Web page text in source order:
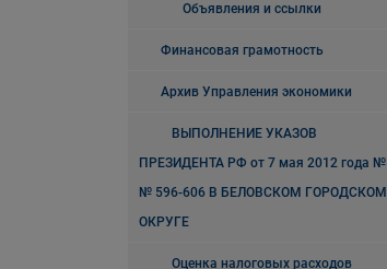
Объявления и ссылки
Финансовая грамотность
Архив Управления экономики
ВЫПОЛНЕНИЕ УКАЗОВ
ПРЕЗИДЕНТА РФ от 7 мая 2012 года №
№ 596-606 В БЕЛОВСКОМ ГОРОДСКОМ
ОКРУГЕ
Оценка налоговых расходов